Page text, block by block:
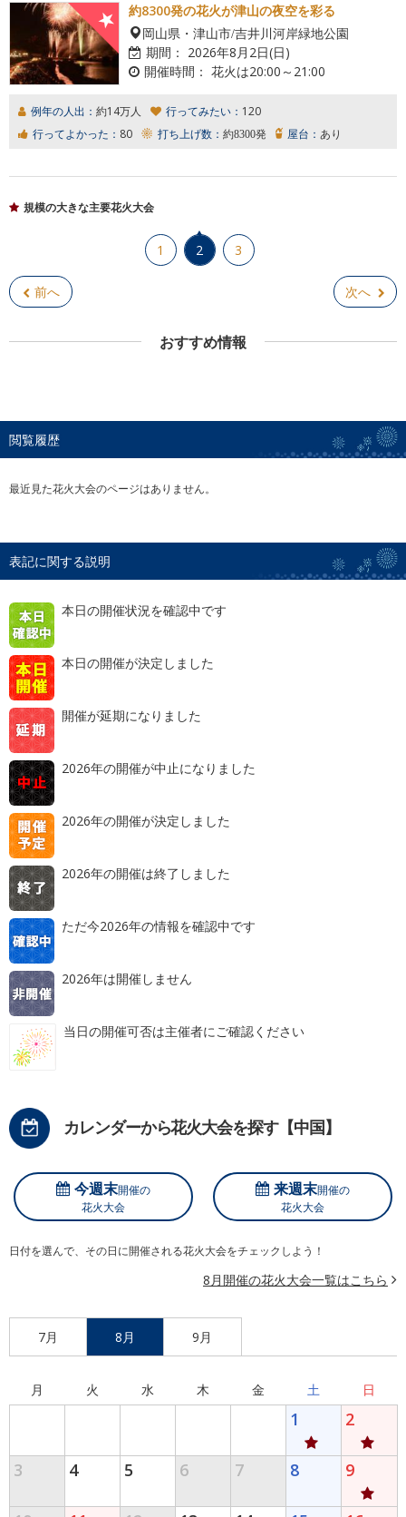
約8300発の花火が津山の夜空を彩る
岡山県・津山市/吉井川河岸緑地公園
期間： 2026年8月2日(日)
開催時間： 花火は20:00～21:00
例年の人出： 約14万人 行ってみたい： 120
行ってよかった： 80 打ち上げ数： 約8300発 屋台： あり
規模の大きな主要花火大会
前へ
1 2 3
次へ
おすすめ情報
閲覧履歴
最近見た花火大会のページはありません。
表記に関する説明
本日の開催状況を確認中です
本日の開催が決定しました
開催が延期になりました
2026年の開催が中止になりました
2026年の開催が決定しました
2026年の開催は終了しました
ただ今2026年の情報を確認中です
2026年は開催しません
当日の開催可否は主催者にご確認ください
カレンダーから花火大会を探す【中国】
今週末開催の
花火大会
来週末開催の
花火大会
日付を選んで、その日に開催される花火大会をチェックしよう！
8月開催の花火大会一覧はこちら
7月 8月 9月
月 火 水 木 金 土 日
1 2
3 4 5 6 7 8 9